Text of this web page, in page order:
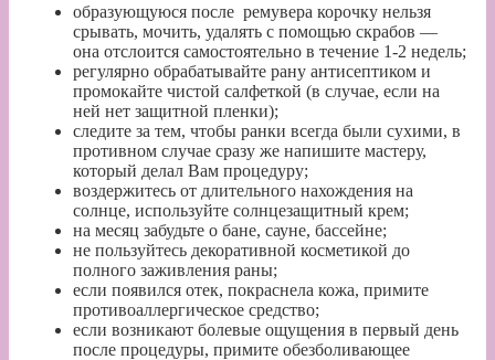
образующуюся после ремувера корочку нельзя
срывать, мочить, удалять с помощью скрабов —
она отслоится самостоятельно в течение 1-2 недель;
регулярно обрабатывайте рану антисептиком и
промокайте чистой салфеткой (в случае, если на
ней нет защитной пленки);
следите за тем, чтобы ранки всегда были сухими, в
противном случае сразу же напишите мастеру,
который делал Вам процедуру;
воздержитесь от длительного нахождения на
солнце, используйте солнцезащитный крем;
на месяц забудьте о бане, сауне, бассейне;
не пользуйтесь декоративной косметикой до
полного заживления раны;
если появился отек, покраснела кожа, примите
противоаллергическое средство;
если возникают болевые ощущения в первый день
после процедуры, примите обезболивающее